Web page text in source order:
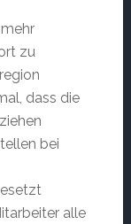
zu
dass die
bei
alle